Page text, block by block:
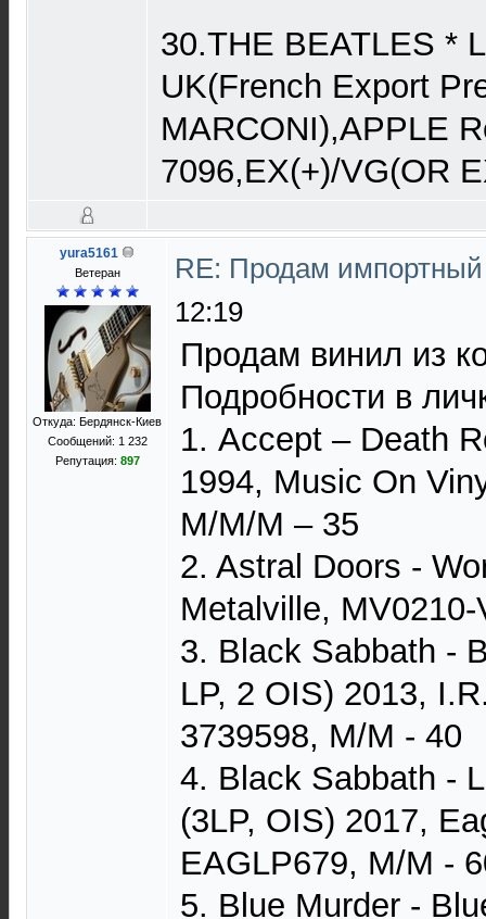
30.THE BEATLES *
UK(French Export
MARCONI),APPLE
7096,EX(+)/VG(OR
yura5161
Ветеран
Откуда: Бердянск-Киев
Сообщений: 1 232
Репутация: 897
RE: Продам
12:19
Продам винил из
Подробности в
1. Accept – Death
1994, Music On
M/M/M – 35
2. Astral Doors -
Metalville,
3. Black Sabbath -
LP, 2 OIS) 2013,
3739598, M/M - 40
4. Black Sabbath -
(3LP, OIS) 2017,
EAGLP679, M/M -
5. Blue Murder -